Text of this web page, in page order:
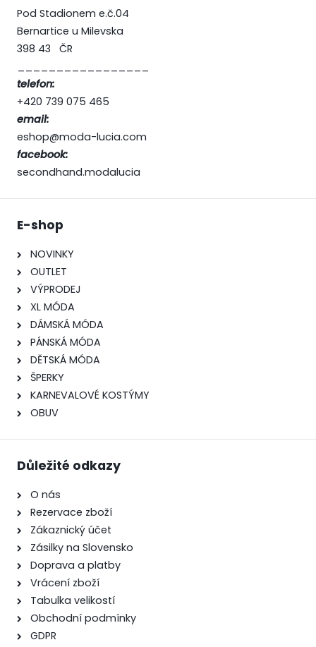
Pod Stadionem e.č.04
Bernartice u Milevska
398 43 ČR
telefon:
+420 739 075 465
email:
eshop@moda-lucia.com
facebook:
secondhand.modalucia
E-shop
NOVINKY
OUTLET
VÝPRODEJ
XL MÓDA
DÁMSKÁ MÓDA
PÁNSKÁ MÓDA
DĚTSKÁ MÓDA
ŠPERKY
KARNEVALOVÉ KOSTÝMY
OBUV
Důležité odkazy
O nás
Rezervace zboží
Zákaznický účet
Zásilky na Slovensko
Doprava a platby
Vrácení zboží
Tabulka velikostí
Obchodní podmínky
GDPR